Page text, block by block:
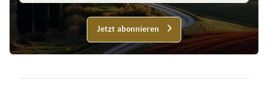
Jetzt abonnieren